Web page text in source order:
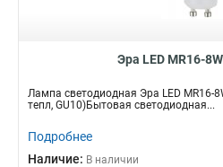
Эра LED MR16-
Лампа светодиодная Эра LED MR16-
тепл, GU10)Бытовая светодиодная...
Подробнее
Наличие: В наличии